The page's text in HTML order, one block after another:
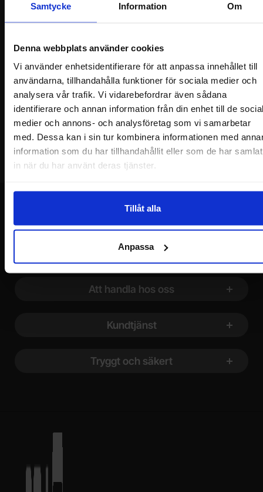
Samtycke Information Om
Denna webbplats använder cookies
Vi använder enhetsidentifierare för att anpassa innehållet till
användarna, tillhandahålla funktioner för sociala medier och
analysera vår trafik. Vi vidarebefordrar även sådana
identifierare och annan information från din enhet till de
medier och annons- och analysföretag som vi samarbetar
med. Dessa kan i sin tur kombinera informationen med
information som du har tillhandahållit eller som de har samlat
in när du har använt deras tjänster.
Tillåt alla
Anpassa
Nyhetsbrev
Du kommer att få ca 1 utskick / månad. Avbryt enkelt när du vill.
Ditt namn
Din e-post
Sidfot Blandad info och länkar
Allmänt
Att handla hos oss
Kundtjänst
Tryggt och säkert